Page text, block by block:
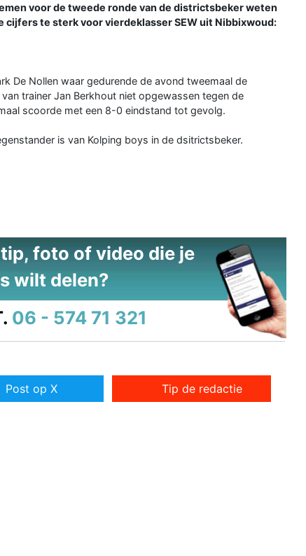
voor de tweede ronde van de districtsbeker weten
te sterk voor vierdeklasser SEW uit Nibbixwoud:
De Nollen waar gedurende de avond tweemaal de
trainer Jan Berkhout niet opgewassen tegen de
scoorde met een 8-0 eindstand tot gevolg.
is van Kolping boys in de dsitrictsbeker.
foto of video die je
wilt delen?
06 - 574 71 321
Post op X Tip de redactie